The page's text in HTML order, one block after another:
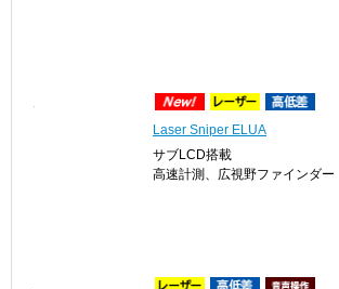
Laser Sniper ELUA
サブLCD搭載
高速計測、広視野ファインダー